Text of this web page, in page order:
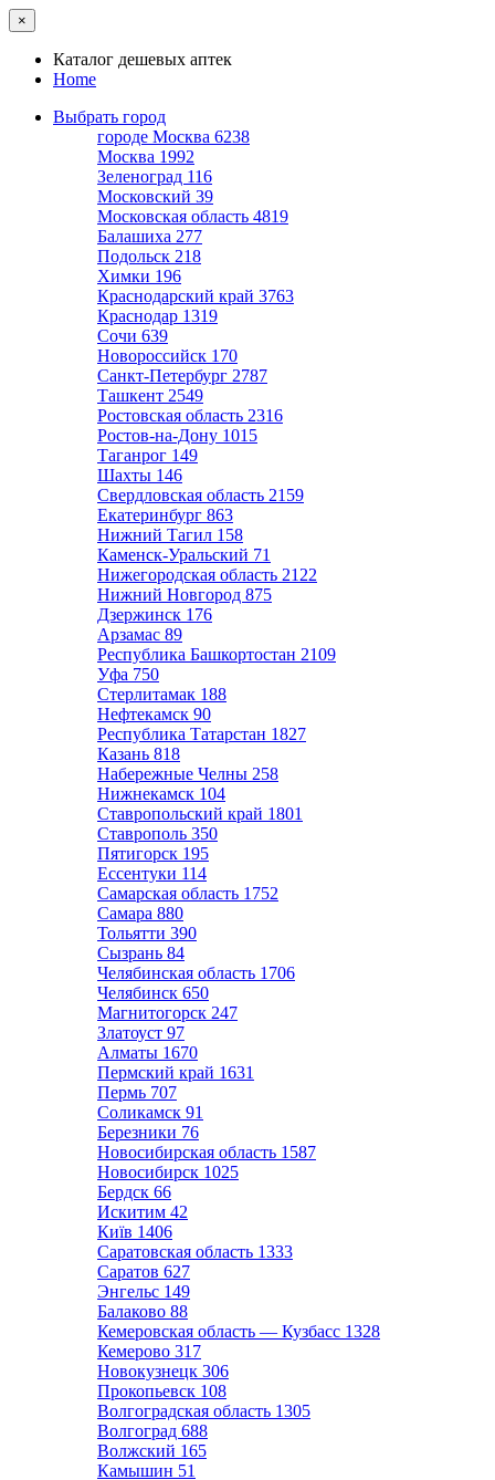
×
Каталог дешевых аптек
Home
Выбрать город
городе Москва 6238
Москва 1992
Зеленоград 116
Московский 39
Московская область 4819
Балашиха 277
Подольск 218
Химки 196
Краснодарский край 3763
Краснодар 1319
Сочи 639
Новороссийск 170
Санкт-Петербург 2787
Ташкент 2549
Ростовская область 2316
Ростов-на-Дону 1015
Таганрог 149
Шахты 146
Свердловская область 2159
Екатеринбург 863
Нижний Тагил 158
Каменск-Уральский 71
Нижегородская область 2122
Нижний Новгород 875
Дзержинск 176
Арзамас 89
Республика Башкортостан 2109
Уфа 750
Стерлитамак 188
Нефтекамск 90
Республика Татарстан 1827
Казань 818
Набережные Челны 258
Нижнекамск 104
Ставропольский край 1801
Ставрополь 350
Пятигорск 195
Ессентуки 114
Самарская область 1752
Самара 880
Тольятти 390
Сызрань 84
Челябинская область 1706
Челябинск 650
Магнитогорск 247
Златоуст 97
Алматы 1670
Пермский край 1631
Пермь 707
Соликамск 91
Березники 76
Новосибирская область 1587
Новосибирск 1025
Бердск 66
Искитим 42
Київ 1406
Саратовская область 1333
Саратов 627
Энгельс 149
Балаково 88
Кемеровская область — Кузбасс 1328
Кемерово 317
Новокузнецк 306
Прокопьевск 108
Волгоградская область 1305
Волгоград 688
Волжский 165
Камышин 51